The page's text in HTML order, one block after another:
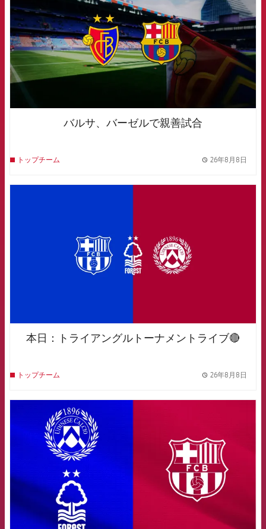
バルサ、バーゼルで親善試合
トップチーム 26年8月8日
本日：トライアングルトーナメントライブ🔴
トップチーム 26年8月8日